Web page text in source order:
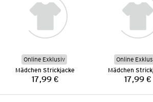
Online Exklusiv
Mädchen Strickjacke
Preis:
17,99 €
Online
Mädchen
17,99 €